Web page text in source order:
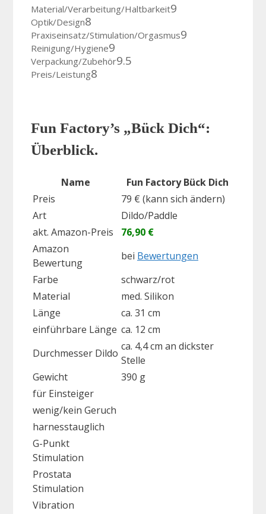
Material/Verarbeitung/Haltbarkeit9
Optik/Design8
Praxiseinsatz/Stimulation/Orgasmus9
Reinigung/Hygiene9
Verpackung/Zubehör9.5
Preis/Leistung8
Fun Factory’s „Bück Dich“:
Überblick.
Name
Fun Factory Bück Dich
Preis
79 € (kann sich ändern)
Art
Dildo/Paddle
akt. Amazon-Preis
76,90 €
Amazon
Bewertung
bei Bewertungen
Farbe
schwarz/rot
Material
med. Silikon
Länge
ca. 31 cm
einführbare Länge ca. 12 cm
Durchmesser Dildo
ca. 4,4 cm an dickster
Stelle
Gewicht
390 g
für Einsteiger
wenig/kein Geruch
harnesstauglich
G-Punkt
Stimulation
Prostata
Stimulation
Vibration